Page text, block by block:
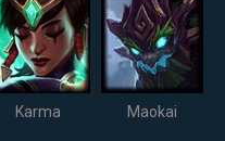
Karma Maokai